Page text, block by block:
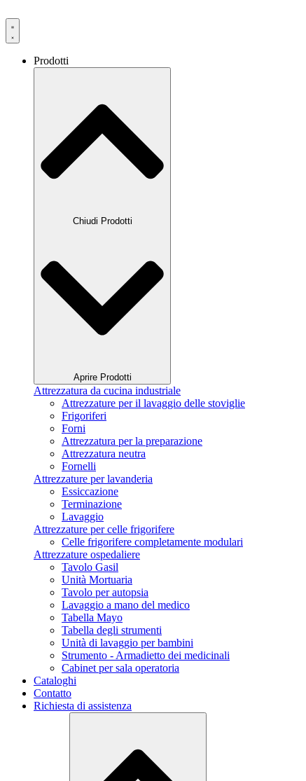
Prodotti
Chiudi Prodotti
Aprire Prodotti
Attrezzatura da cucina industriale
Attrezzature per il lavaggio delle stoviglie
Frigoriferi
Forni
Attrezzatura per la preparazione
Attrezzatura neutra
Fornelli
Attrezzature per lavanderia
Essiccazione
Terminazione
Lavaggio
Attrezzature per celle frigorifere
Celle frigorifere completamente modulari
Attrezzature ospedaliere
Tavolo Gasil
Unità Mortuaria
Tavolo per autopsia
Lavaggio a mano del medico
Tabella Mayo
Tabella degli strumenti
Unità di lavaggio per bambini
Strumento - Armadietto dei medicinali
Cabinet per sala operatoria
Cataloghi
Contatto
Richiesta di assistenza